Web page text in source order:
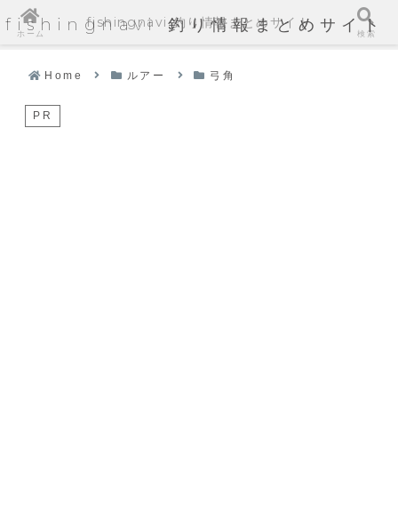
fishingnavi 釣り情報まとめサイト
Home ルアー 弓角
PR
ホーム
fishingnavi 釣り情報まとめサイト
検索